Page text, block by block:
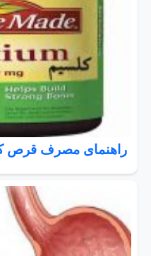
راهنمای مصرف قرص